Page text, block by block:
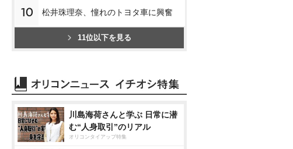
10 松井珠理奈、憧れのトヨタ車に興奮
11位以下を見る
川島海荷さんと学ぶ 日常に潜
む“人身取引”のリアル
オリコンタイアップ特集